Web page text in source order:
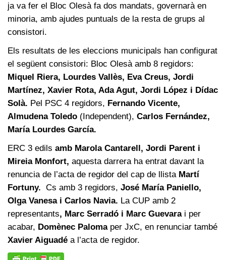
ja va fer el Bloc Olesà fa dos mandats, governarà en
minoria, amb ajudes puntuals de la resta de grups al
consistori.
Els resultats de les eleccions municipals han configurat
el següent consistori: Bloc Olesà amb 8 regidors:
Miquel Riera, Lourdes Vallès, Eva Creus, Jordi
Martínez, Xavier Rota, Ada Agut, Jordi López i Dídac
Solà. Pel PSC 4 regidors, Fernando Vicente,
Almudena Toledo (Independent), Carlos Fernández,
María Lourdes García.
ERC 3 edils amb Marola Cantarell, Jordi Parent i
Mireia Monfort, aquesta darrera ha entrat davant la
renuncia de l’acta de regidor del cap de llista Martí
Fortuny. Cs amb 3 regidors, José María Paniello,
Olga Vanesa i Carlos Navia. La CUP amb 2
representants, Marc Serradó i Marc Guevara i per
acabar, Domènec Paloma per JxC, en renunciar també
Xavier Aiguadé a l’acta de regidor.